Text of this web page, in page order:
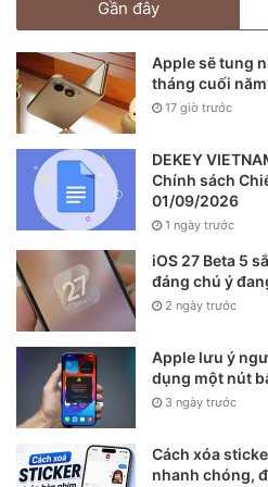
đề đối với việc điều hướng trên
Apple Pencil
Một thiết bị khác được xếp
nghếch” khi sạc là Apple Pencil
hành vào năm 2015, tức cùng
Gần đây
Apple sẽ tung
tháng cuối
17 giờ trước
DEKEY
Chính sách
01/09/2026
1 ngày trước
iOS 27 Beta 5
đáng chú ý
2 ngày trước
Apple lưu ý
dụng một nút
3 ngày trước
Cách xóa
nhanh chóng,